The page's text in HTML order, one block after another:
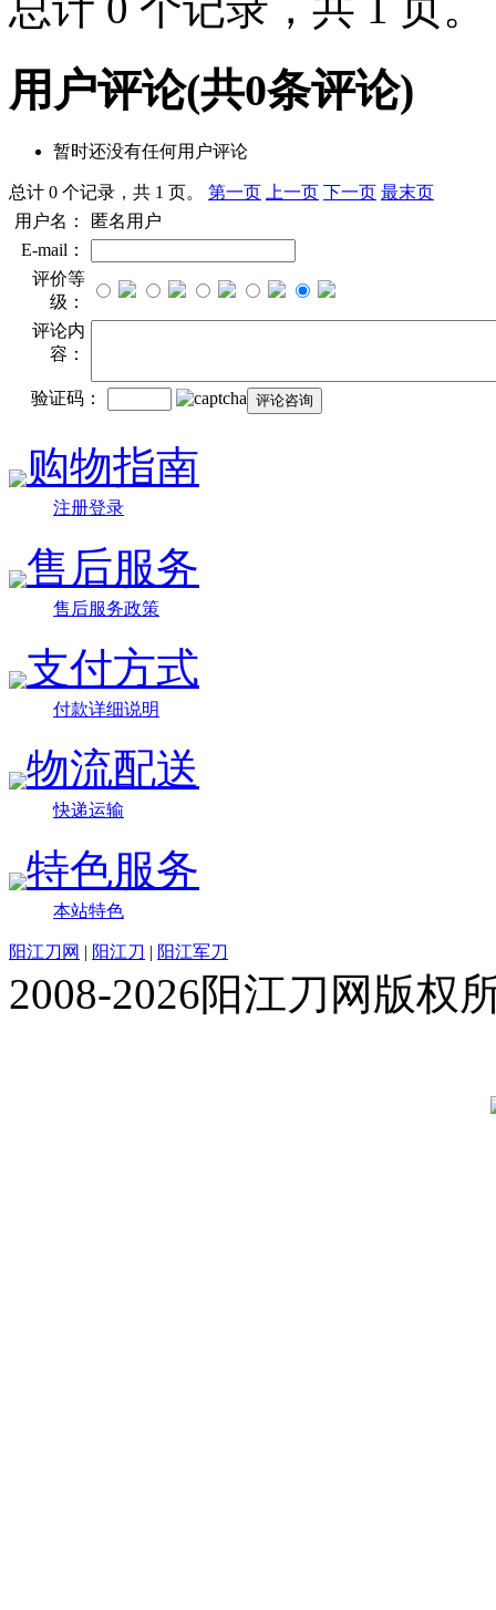
用户评论(共0条评论)
暂时还没有任何用户评论
总计 0 个记录，共 1 页。 第一页 上一页 下一页 最末页
用户名：
匿名用户
E-mail：
评价等
级：
评论内
容：
验证码：
购物指南
注册登录
售后服务
售后服务政策
支付方式
付款详细说明
物流配送
快递运输
特色服务
本站特色
阳江刀网 | 阳江刀 | 阳江军刀
2008-2026阳江刀网版权